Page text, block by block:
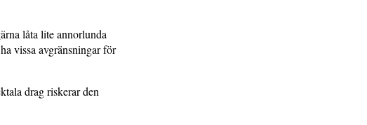
låta lite annorlunda
vissa avgränsningar för
drag riskerar den